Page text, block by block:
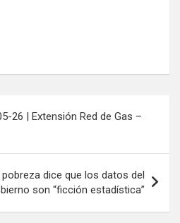
26 | Extensión Red de Gas –
dice que los datos del
son “ficción estadística”